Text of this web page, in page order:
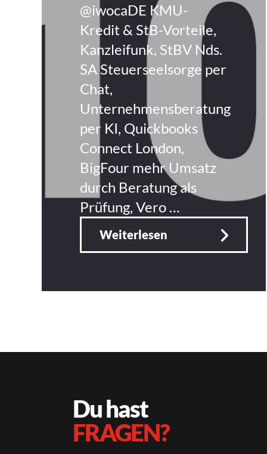
@iwocaDE KMU-
Kredit & StB-Vorteile,
Kanzleifunk, StBV Nds.
SA Steuerseelsorge per
Chat,
Unternehmensberatung
per KI, Quickbooks
Connect London,
BigFour mehr Umsatz
durch Beratung als
Prüfung, Vero …
Weiterlesen
Du hast
FRAGEN?